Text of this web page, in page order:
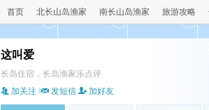
首页 北长山岛渔家 南长山岛渔家 旅游攻略
这叫爱
长岛住宿，长岛渔家乐点评
加关注
发短信 加好友